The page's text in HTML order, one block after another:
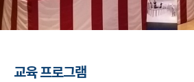
교육 프로그램